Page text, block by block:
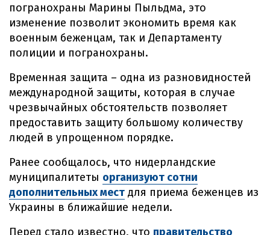
погранохраны Марины Пыльдма, это
изменение позволит экономить время как
военным беженцам, так и Департаменту
полиции и погранохраны.
Временная защита – одна из разновидностей
международной защиты, которая в случае
чрезвычайных обстоятельств позволяет
предоставить защиту большому количеству
людей в упрощенном порядке.
Ранее сообщалось, что нидерландские
муниципалитеты организуют сотни
дополнительных мест для приема беженцев из
Украины в ближайшие недели.
Перед стало известно, что правительство